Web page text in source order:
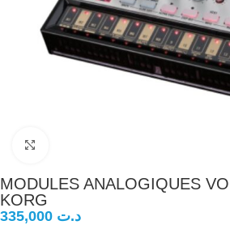
MODULES ANALOGIQUES
KORG
د.ت